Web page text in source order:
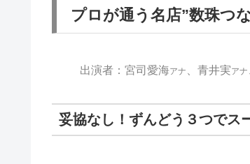
プロが通う名店”数珠つ
出演者：宮司愛海アナ 、青井実アナ
妥協なし！ずんどう３つでス